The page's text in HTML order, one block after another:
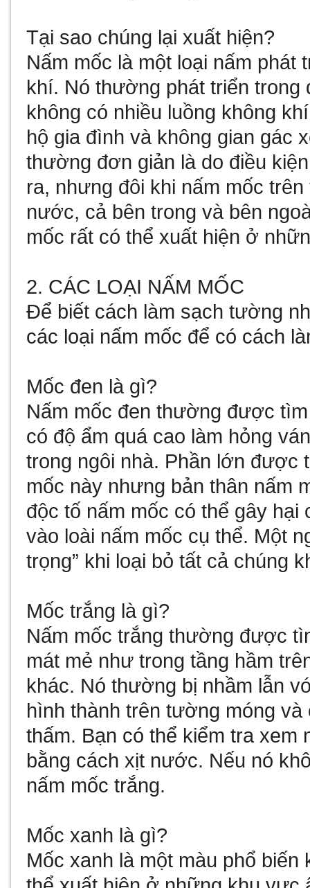
Tại sao chúng lại xuất hiện?
Nấm mốc là một loại nấm
khí. Nó thường phát triển
không có nhiều luồng không
hộ gia đình và không gian gác
thường đơn giản là do điều
ra, nhưng đôi khi nấm mốc
nước, cả bên trong và bên
mốc rất có thể xuất hiện ở
2. CÁC LOẠI NẤM MỐC
Để biết cách làm sạch tường
các loại nấm mốc để có cách
Mốc đen là gì?
Nấm mốc đen thường được
có độ ẩm quá cao làm hỏng
trong ngôi nhà. Phần lớn được
mốc này nhưng bản thân nấm
độc tố nấm mốc có thể gây
vào loài nấm mốc cụ thể. Một
trọng” khi loại bỏ tất cả chúng
Mốc trắng là gì?
Nấm mốc trắng thường được
mát mẻ như trong tầng hầm
khác. Nó thường bị nhầm lẫn
hình thành trên tường móng
thấm. Bạn có thể kiểm tra xem
bằng cách xịt nước. Nếu nó
nấm mốc trắng.
Mốc xanh là gì?
Mốc xanh là một màu phổ